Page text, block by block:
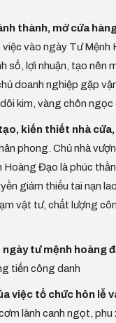
thành, mở cửa
vào ngày Tư
số, lợi nhuận, tạo nên
doanh nghiệp gặp
kim, vàng chôn ngọc
kiến thiết nhà
phong. Chủ nhà
Đạo là phúc
giảm thiểu tai nạn
vật tư, chất lượng
tư mệnh hoàng
tiến công danh
việc tổ chức hôn lễ
lành canh ngọt,